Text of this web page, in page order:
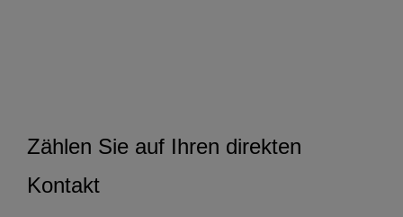
Zählen Sie auf Ihren direkten
Kontakt